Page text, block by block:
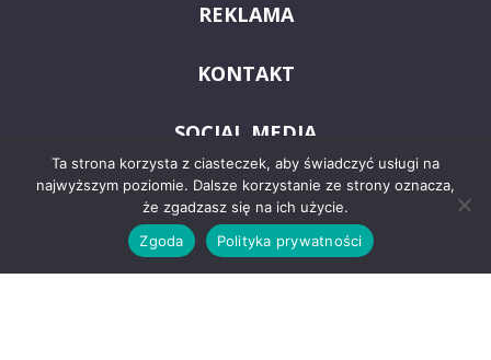
REKLAMA
KONTAKT
SOCIAL MEDIA
Ta strona korzysta z ciasteczek, aby świadczyć usługi na
najwyższym poziomie. Dalsze korzystanie ze strony oznacza,
że zgadzasz się na ich użycie.
Zgoda
Polityka prywatności